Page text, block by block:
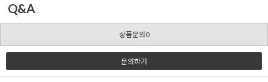
Q&A
상품문의0
문의하기